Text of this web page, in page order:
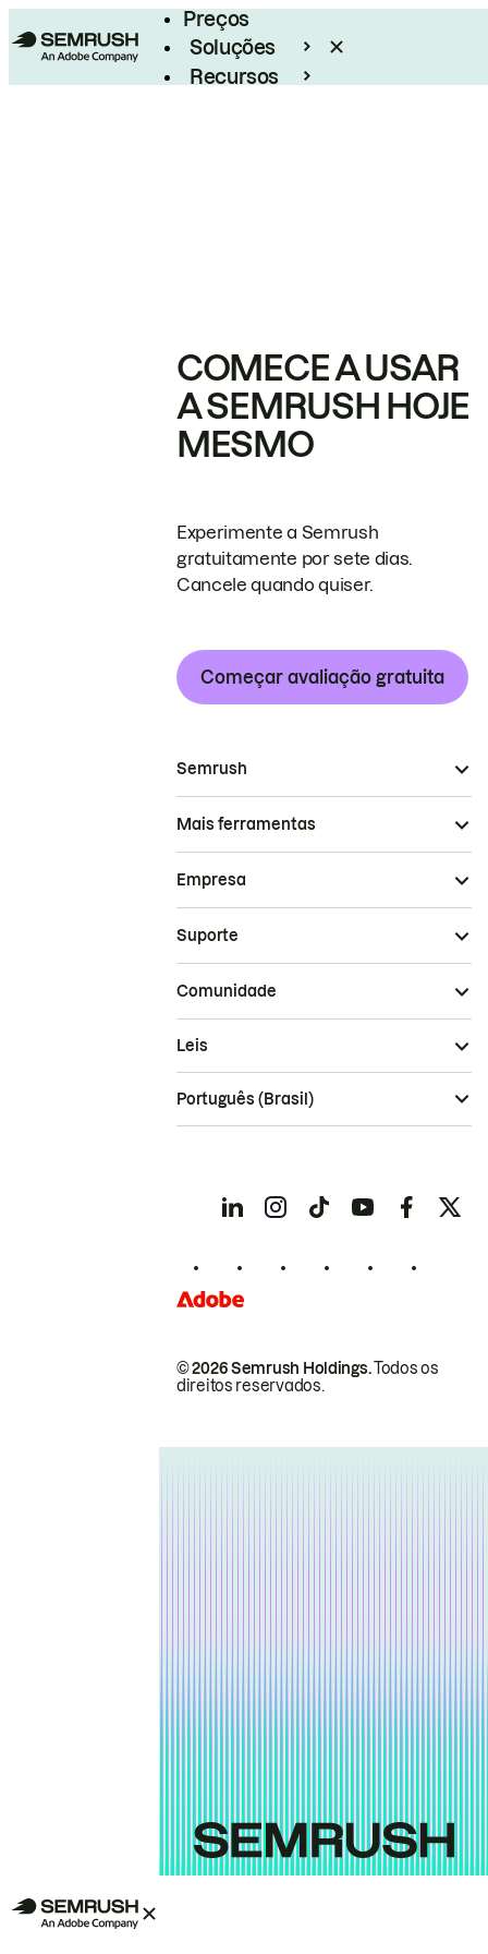
Preços
Soluções
Recursos
COMECE A USAR
A SEMRUSH HOJE
MESMO
Experimente a Semrush
gratuitamente por sete dias.
Cancele quando quiser.
Começar avaliação gratuita
Semrush
Mais ferramentas
Empresa
Suporte
Comunidade
© 2026 Semrush Holdings.Todos os
direitos reservados.
Leis
Português (Brasil)